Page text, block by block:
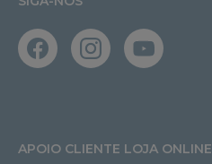
APOIO CLIENTE LOJA ONLINE